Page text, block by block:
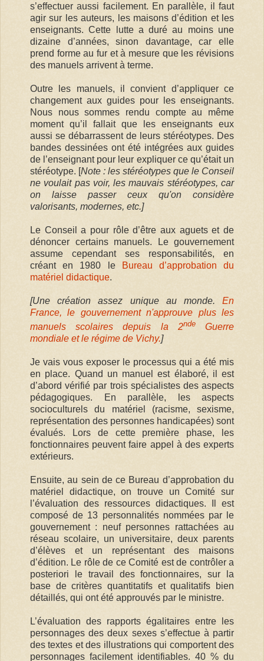
s’effectuer aussi facilement. En parallèle, il faut
agir sur les auteurs, les maisons d’édition et les
enseignants. Cette lutte a duré au moins une
dizaine d’années, sinon davantage, car elle
prend forme au fur et à mesure que les révisions
des manuels arrivent à terme.
Outre les manuels, il convient d’appliquer ce
changement aux guides pour les enseignants.
Nous nous sommes rendu compte au même
moment qu’il fallait que les enseignants eux
aussi se débarrassent de leurs stéréotypes. Des
bandes dessinées ont été intégrées aux guides
de l’enseignant pour leur expliquer ce qu’était un
stéréotype. [Note : les stéréotypes que le Conseil
ne voulait pas voir, les mauvais stéréotypes, car
on laisse passer ceux qu'on considère
valorisants, modernes, etc.]
Le Conseil a pour rôle d’être aux aguets et de
dénoncer certains manuels. Le gouvernement
assume cependant ses responsabilités, en
créant en 1980 le
Bureau d’approbation du
matériel didactique.
[Une création assez unique au monde. En
France, le gouvernement n'approuve plus les
manuels scolaires depuis la 2ndeGuerre
mondiale et le régime de Vichy.]
Je vais vous exposer le processus qui a été mis
en place. Quand un manuel est élaboré, il est
d’abord vérifié par trois spécialistes des aspects
pédagogiques. En parallèle, les aspects
socioculturels du matériel (racisme, sexisme,
représentation des personnes handicapées) sont
évalués. Lors de cette première phase, les
fonctionnaires peuvent faire appel à des experts
extérieurs.
Ensuite, au sein de ce Bureau d’approbation du
matériel didactique, on trouve un Comité sur
l’évaluation des ressources didactiques. Il est
composé de 13 personnalités nommées par le
gouvernement : neuf personnes rattachées au
réseau scolaire, un universitaire, deux parents
d’élèves et un représentant des maisons
d’édition. Le rôle de ce Comité est de contrôler a
posteriori le travail des fonctionnaires, sur la
base de critères quantitatifs et qualitatifs bien
détaillés, qui ont été approuvés par le ministre.
L’évaluation des rapports égalitaires entre les
personnages des deux sexes s’effectue à partir
des textes et des illustrations qui comportent des
personnages facilement identifiables. 40 % du